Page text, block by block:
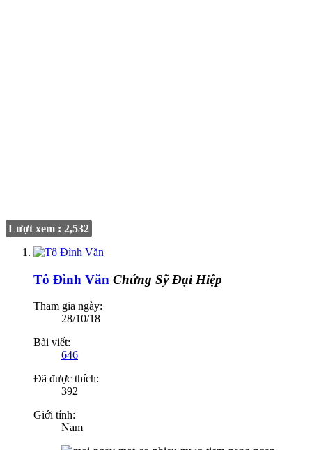
Lượt xem : 2,532
Tô Đình Văn Chứng Sỹ Đại Hiệp
Tham gia ngày:
28/10/18
Bài viết:
646
Đã được thích:
392
Giới tính:
Nam